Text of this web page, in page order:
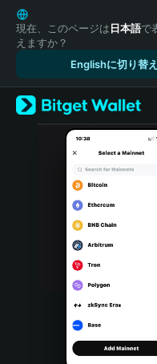
English
日本語
Tiếng Việt
Español (Latinoamérica)
Türkçe
Italiano
Português (Portugal)
Bahasa Indonesia
Português (Brasil)
Español (Argentina)
現在、このページは日本語で
えますか？
Englishに切り替